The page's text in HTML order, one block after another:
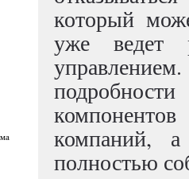
который
уже ведет
компаний, а
полностью